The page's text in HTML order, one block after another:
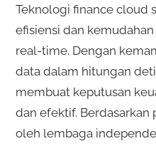
Teknologi finance cloud
efisiensi dan
real-time. Dengan
data dalam hitungan
membuat keputusan
dan efektif.
oleh lembaga